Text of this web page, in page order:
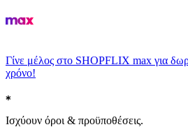
Γίνε μέλος στο SHOPFLIX max για
χρόνο!
Ισχύουν όροι & προϋποθέσεις.